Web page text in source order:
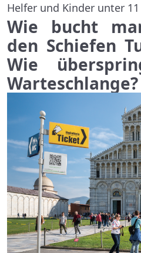
Helfer und Kinder unter 11
Wie bucht
den Schiefen
Wie
Warteschlange?